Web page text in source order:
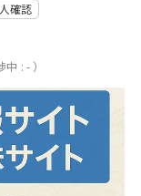
確認
: - ）